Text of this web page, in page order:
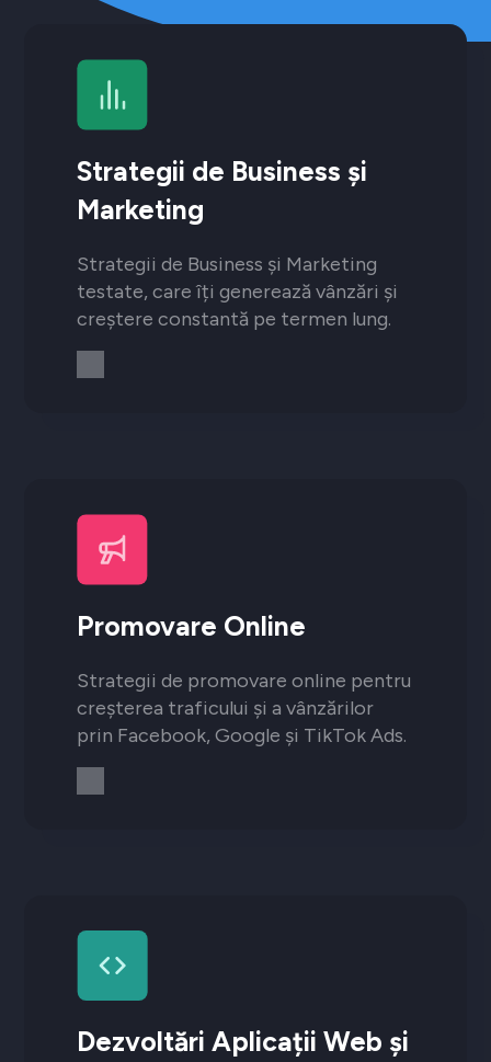
Strategii de Business și
Marketing
Strategii de Business și Marketing
testate, care îți generează vânzări și
creștere constantă pe termen lung.
Promovare Online
Strategii de promovare online pentru
creșterea traficului și a vânzărilor
prin Facebook, Google și TikTok Ads.
Dezvoltări Aplicații Web și